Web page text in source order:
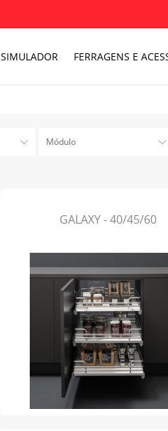
FERRAGENS E
SIMULADOR
Módulo
GALAXY - 40/45/60